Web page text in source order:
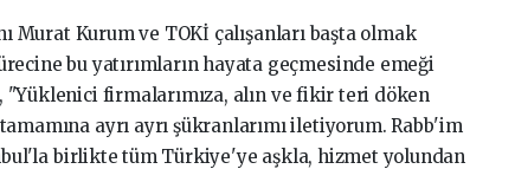
Kurum ve TOKİ çalışanları başta olmak
bu yatırımların hayata geçmesinde emeği
"Yüklenici firmalarımıza, alın ve fikir teri döken
ayrı ayrı şükranlarımı iletiyorum. Rabb'im
birlikte tüm Türkiye'ye aşkla, hizmet yolundan